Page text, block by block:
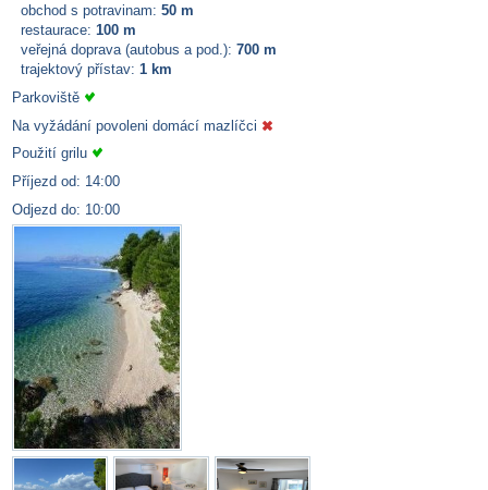
obchod s potravinam: 50 m
restaurace: 100 m
veřejná doprava (autobus a pod.): 700 m
trajektový přístav: 1 km
Parkoviště
Na vyžádání povoleni domácí mazlíčci
Použití grilu
Příjezd od: 14:00
Odjezd do: 10:00